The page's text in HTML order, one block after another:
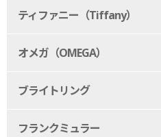
ティファニー（Tiffany）
オメガ（OMEGA）
ブライトリング
フランクミュラー